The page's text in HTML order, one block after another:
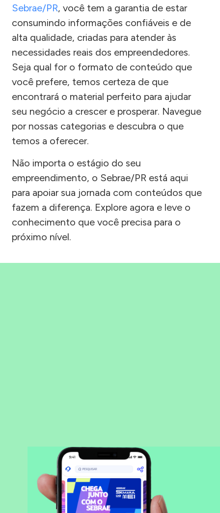
Sebrae/PR, você tem a garantia de estar
consumindo informações confiáveis e de
alta qualidade, criadas para atender às
necessidades reais dos empreendedores.
Seja qual for o formato de conteúdo que
você prefere, temos certeza de que
encontrará o material perfeito para ajudar
seu negócio a crescer e prosperar. Navegue
por nossas categorias e descubra o que
temos a oferecer.
Não importa o estágio do seu
empreendimento, o Sebrae/PR está aqui
para apoiar sua jornada com conteúdos que
fazem a diferença. Explore agora e leve o
conhecimento que você precisa para o
próximo nível.